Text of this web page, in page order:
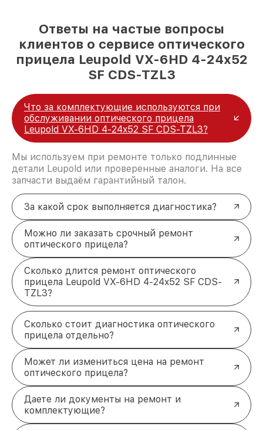
Ответы на частые вопросы
клиентов о сервисе оптического
прицела Leupold VX-6HD 4-24x52
SF CDS-TZL3
Что за комплектующие используются при
обслуживании оптического прицела
Leupold VX-6HD 4-24x52 SF CDS-TZL3?
Мы используем при ремонте только подлинные
детали Leupold или проверенные аналоги. На все
запчасти выдаём гарантийный талон.
За какой срок выполняется диагностика?
Можно ли заказать срочный ремонт
оптического прицела?
Сколько длится ремонт оптического
прицела Leupold VX-6HD 4-24x52 SF CDS-
TZL3?
Сколько стоит диагностика оптического
прицела отдельно?
Может ли измениться цена на ремонт
оптического прицела?
Даете ли документы на ремонт и
комплектующие?